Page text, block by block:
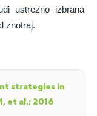
ustrezno izbrana
znotraj.
strategies in
et al.; 2016